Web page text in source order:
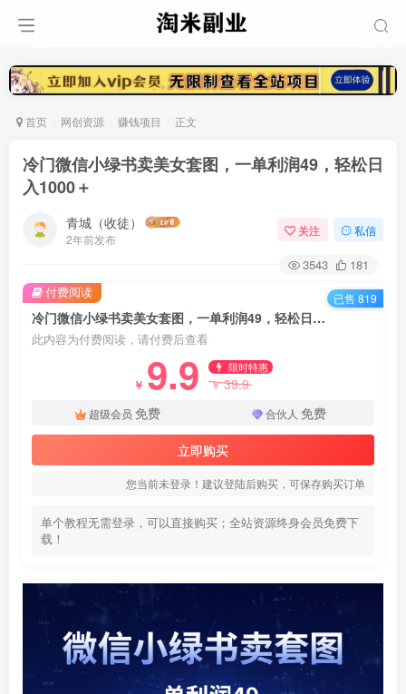
首页 网创资源 赚钱项目 正文
冷门微信小绿书卖美女套图，一单利润49，轻松日
入1000＋
青城（收徒）
2年前发布
关注 私信
3543 181
冷门微信小绿书卖美女套图，一单利润49，轻松日入1000＋
此内容为付费阅读，请付费后查看
￥ 9.9 限时特惠
￥39.9
超级会员 免费 合伙人 免费
立即购买
您当前未登录！建议登陆后购买，可保存购买订单
单个教程无需登录，可以直接购买；全站资源终身会员免费下
载！
付费阅读 已售 819